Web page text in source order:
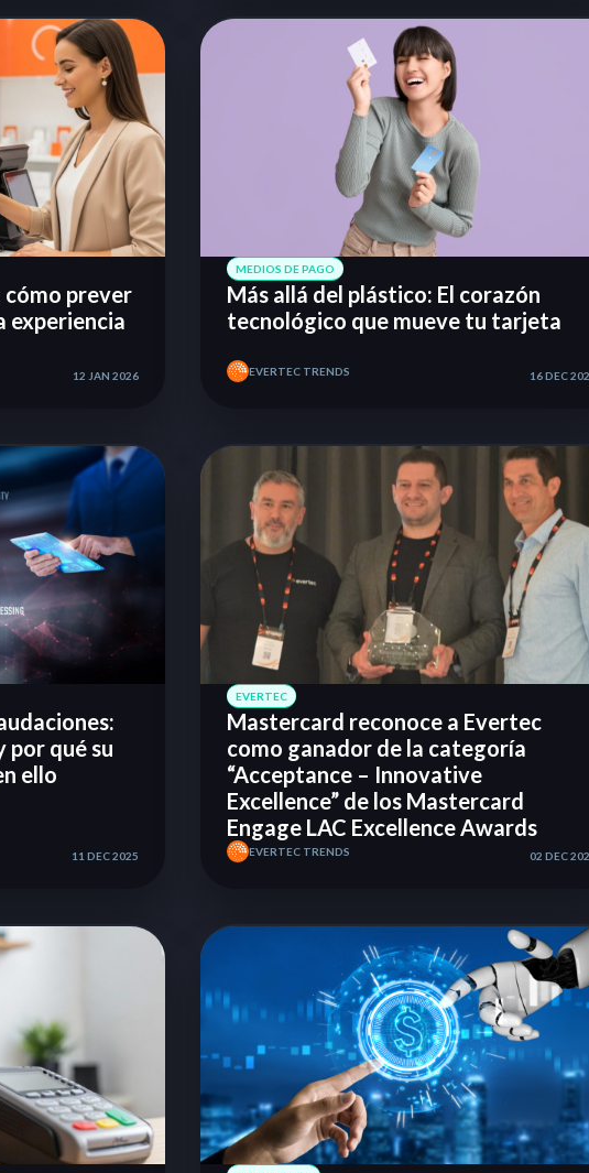
prever
experiencia
12 JAN 2026
MEDIOS DE PAGO
Más allá del plástico: El corazón
tecnológico que mueve tu tarjeta
EVERTEC TRENDS 16 DEC
por qué su
ello
11 DEC 2025
EVERTEC
Mastercard reconoce a Evertec
como ganador de la categoría
“Acceptance – Innovative
Excellence” de los Mastercard
Engage LAC Excellence Awards
EVERTEC TRENDS 02 DEC